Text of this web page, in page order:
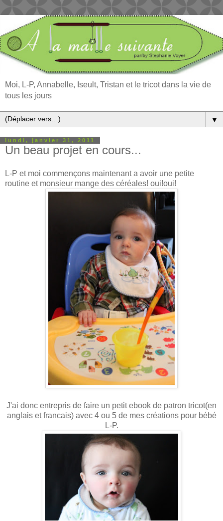
Moi, L-P, Annabelle, Iseult, Tristan et le tricot dans la vie de
tous les jours
▼
lundi, janvier 31, 2011
Un beau projet en cours...
L-P et moi commençons maintenant a avoir une petite
routine et monsieur mange des céréales! oui!oui!
J'ai donc entrepris de faire un petit ebook de patron tricot(en
anglais et francais) avec 4 ou 5 de mes créations pour bébé
L-P.